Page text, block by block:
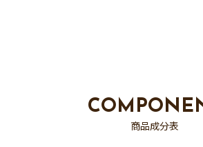
商品成分表